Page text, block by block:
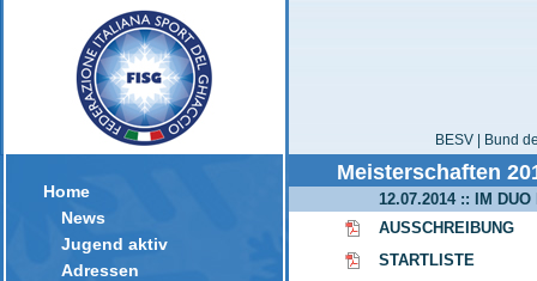
Home
News
Jugend aktiv
Adressen
BESV | Bund
Meisterschaften
12.07.2014 :: IM DUO
AUSSCHREIBUNG
STARTLISTE